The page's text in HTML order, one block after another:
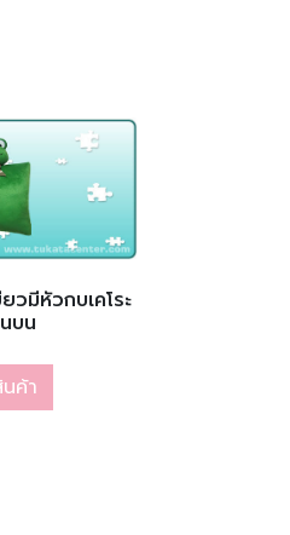
วมีหัวกบเคโระ
บน
ค้า